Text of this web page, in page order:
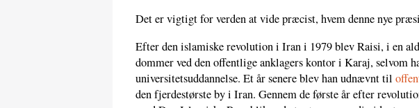
Det er vigtigt for verden at vide præcist, hvem denne nye
Efter den islamiske revolution i Iran i 1979 blev Raisi, i en
dommer ved den offentlige anklagers kontor i Karaj, selvom
universitetsuddannelse. Et år senere blev han udnævnt til
den fjerdestørste by i Iran. Gennem de første år efter